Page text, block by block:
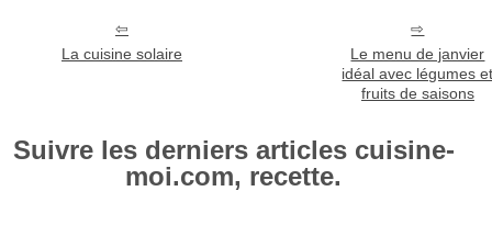
La cuisine solaire
Le menu de janvier
idéal avec légumes
fruits de saisons
Suivre les derniers articles cuisine-
moi.com, recette.